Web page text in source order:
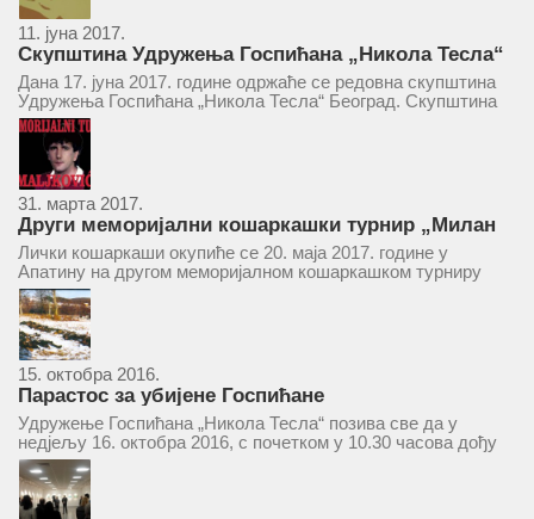
11. јуна 2017.
Скупштина Удружења Госпићана „Никола Тесла“
у суботу 17. јуна 2017.
Дана 17. јуна 2017. године одржаће се редовна скупштина
Удружења Госпићана „Никола Тесла“ Београд. Скупштина
ће се одржати у простору ресторана „Тесла“, Савски трг бр.
9 Београд, у 11 часова. За Скупштину је предложен...
31. марта 2017.
Други меморијални кошаркашки турнир „Милан
Маљковић Маљак“ у Апатину 20. маја 2017.
Лички кошаркаши окупиће се 20. маја 2017. године у
Апатину на другом меморијалном кошаркашком турниру
„Милан Маљковић Маљак“. Као и прошле године,
учествоваће екипе Госпића, Личког Осика, Плашког, као и
комбинована екипа кошаркаша из...
15. октобра 2016.
Парастос за убијене Госпићане
Удружење Госпићана „Никола Тесла“ позива све да у
недјељу 16. октобра 2016, с почетком у 10.30 часова дођу
у цркву Светог оца Николаја у Борчи (Улица Вука Караџића
1), гдје ће бити служен парастос за...